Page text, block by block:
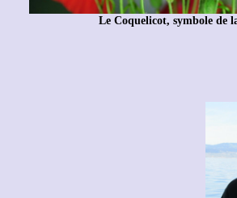
Le Coquelicot, symbole de